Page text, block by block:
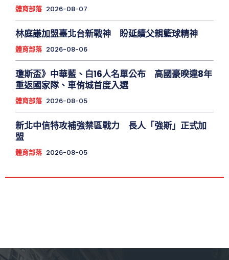
體育部落 2026-08-07
林庭謙加盟臺北台新戰神 盼延續父親籃球精神
體育部落 2026-08-06
瓊斯盃》中華藍、白16人名單公布 高國豪暌違8年
重返國家隊、車侑城首度入選
體育部落 2026-08-05
新北中信特攻補強禁區戰力 長人「強斯」正式加
盟
體育部落 2026-08-05